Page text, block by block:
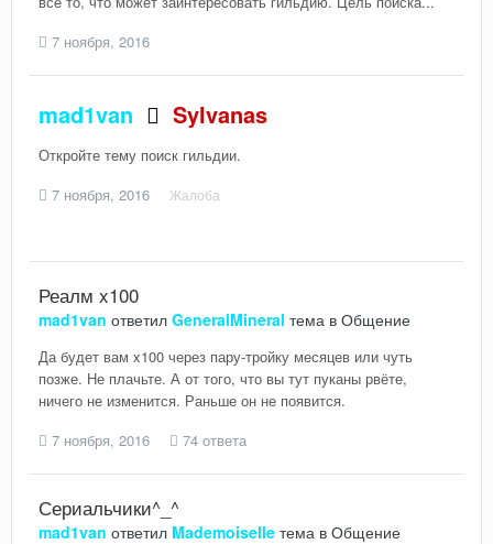
7 ноября, 2016
mad1van Sylvanas
Откройте тему поиск гильдии.
7 ноября, 2016
Жалоба
Реалм x100
mad1van ответил GeneralMineral тема в Общение
Да будет вам x100 через пару-тройку месяцев или чуть
позже. Не плачьте. А от того, что вы тут пуканы рвёте,
ничего не изменится. Раньше он не появится.
7 ноября, 2016
74 ответа
Сериальчики^_^
mad1van ответил Mademoiselle тема в Общение